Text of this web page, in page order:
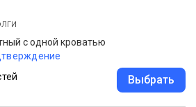
с одной кроватью
Выбрать